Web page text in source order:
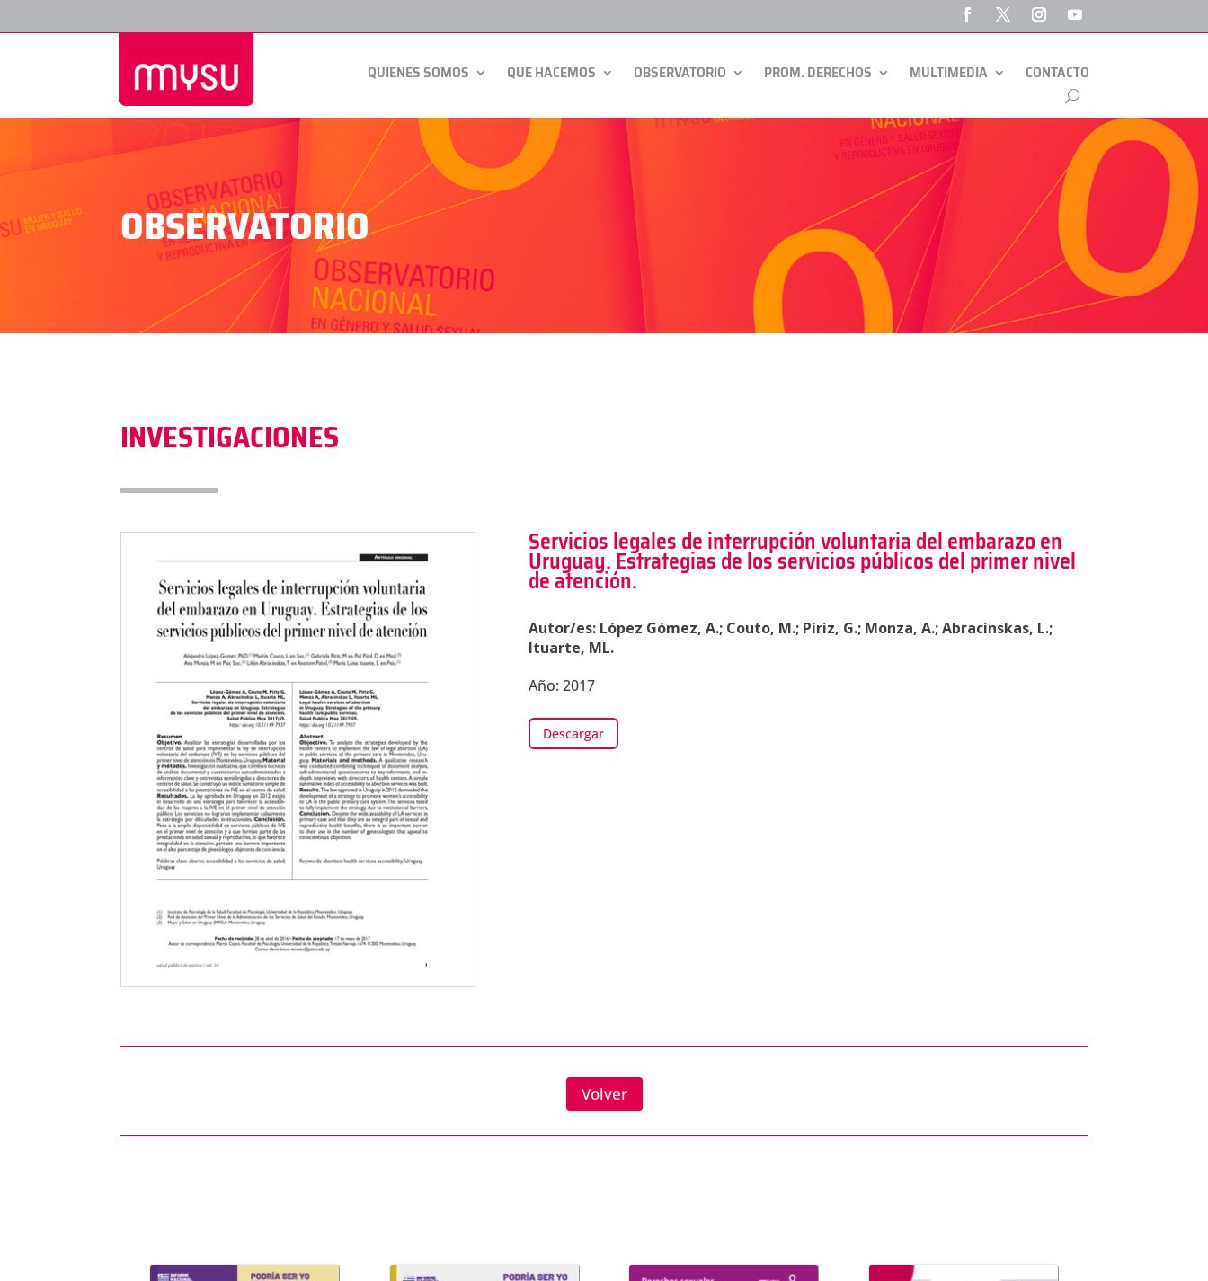
QUIENES SOMOS QUE HACEMOS OBSERVATORIO PROM. DERECHOS MULTIMEDIA CONTACTO
OBSERVATORIO
INVESTIGACIONES
Servicios legales de interrupción voluntaria del embarazo en
Uruguay. Estrategias de los servicios públicos del primer nivel
de atención.
Autor/es: López Gómez, A.; Couto, M.; Píriz, G.; Monza, A.; Abracinskas, L.;
Ituarte, ML.
Año: 2017
Descargar
Volver